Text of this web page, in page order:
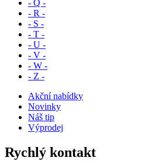
- Q -
- R -
- S -
- T -
- U -
- V -
- W -
- Z -
Akční nabídky
Novinky
Náš tip
Výprodej
Rychlý kontakt